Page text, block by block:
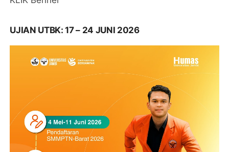
UJIAN UTBK: 17 – 24 JUNI 2026